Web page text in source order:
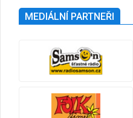
MEDIÁLNÍ PARTNEŘI